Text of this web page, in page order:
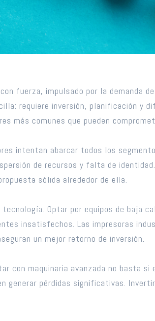
fuerza, impulsado por la demanda
requiere inversión, planificación y
comunes que pueden
intentan abarcar todos los
de recursos y falta de
sólida alrededor de ella.
Optar por equipos de baja
insatisfechos. Las impresoras
un mejor retorno de inversión.
maquinaria avanzada no basta si
generar pérdidas significativas.